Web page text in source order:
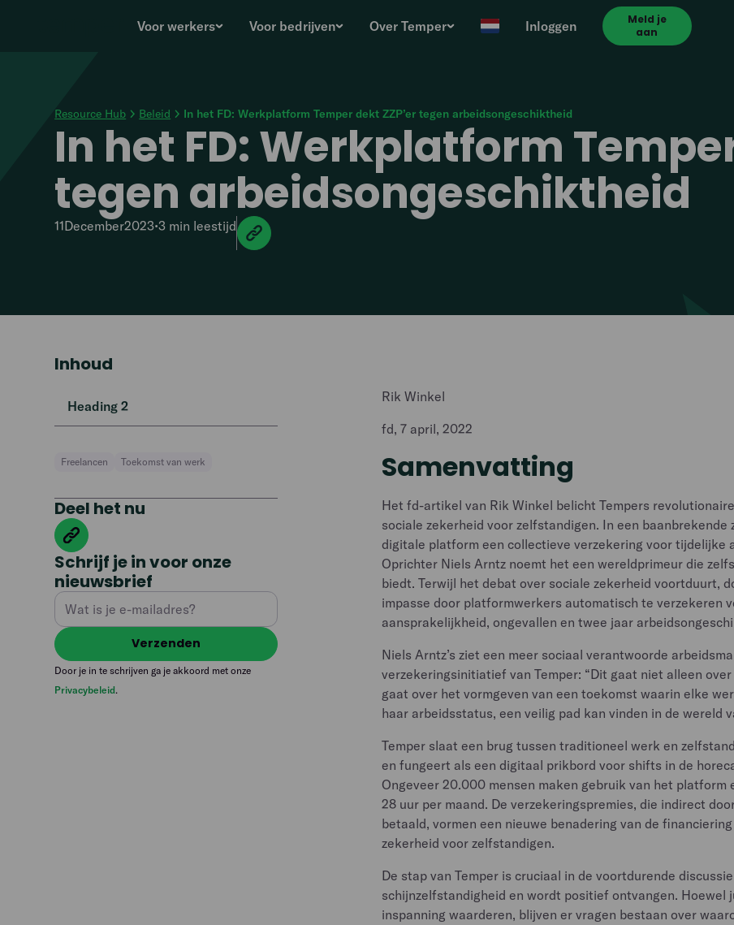
Voor werkers Voor bedrijven Over Temper Inloggen
Meld je
aan
Resource Hub Beleid In het FD: Werkplatform Temper dekt ZZP’er tegen arbeidsongeschiktheid
In het FD: Werkplatform
tegen arbeidsongeschiktheid
11December2023•3 min leestijd
Inhoud
Heading 2
Freelancen Toekomst van werk
Deel het nu
Schrijf je in voor onze
nieuwsbrief
Door je in te schrijven ga je akkoord met onze
Privacybeleid.
Rik Winkel
fd, 7 april, 2022
Samenvatting
Het fd-artikel van Rik Winkel belicht Tempers
sociale zekerheid voor zelfstandigen. In een
digitale platform een collectieve verzekering voor tijdelijke
Oprichter Niels Arntz noemt het een wereldprimeur die
biedt. Terwijl het debat over sociale zekerheid voortduurt,
impasse door platformwerkers automatisch te verzekeren
aansprakelijkheid, ongevallen en twee jaar
Niels Arntz’s ziet een meer sociaal verantwoorde
verzekeringsinitiatief van Temper: “Dit gaat niet alleen
gaat over het vormgeven van een toekomst waarin elke
haar arbeidsstatus, een veilig pad kan vinden in de wereld
Temper slaat een brug tussen traditioneel werk en
en fungeert als een digitaal prikbord voor shifts in de
Ongeveer 20.000 mensen maken gebruik van het platform
28 uur per maand. De verzekeringspremies, die indirect
betaald, vormen een nieuwe benadering van de
zekerheid voor zelfstandigen.
De stap van Temper is cruciaal in de voortdurende
schijnzelfstandigheid en wordt positief ontvangen. Hoewel
inspanning waarderen, blijven er vragen bestaan over